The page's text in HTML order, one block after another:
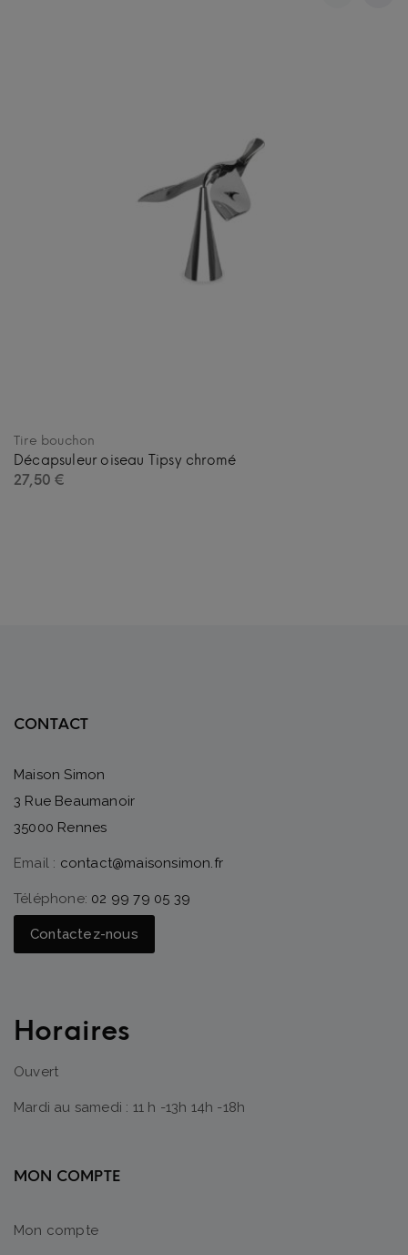
Tire bouchon
Décapsuleur oiseau Tipsy chromé
27,50€
CONTACT
Maison Simon
3 Rue Beaumanoir
35000 Rennes
Email : contact@maisonsimon.fr
Téléphone: 02 99 79 05 39
Contactez-nous
Horaires
Ouvert
Mardi au samedi : 11 h -13h 14h -18h
MON COMPTE
Mon compte